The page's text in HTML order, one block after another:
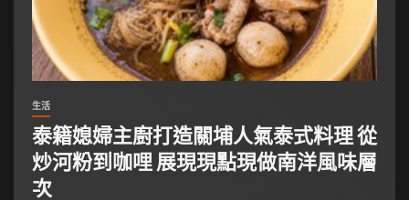
生活
泰籍媳婦主廚打造關埔人氣泰式料理 從
炒河粉到咖哩 展現現點現做南洋風味層
次